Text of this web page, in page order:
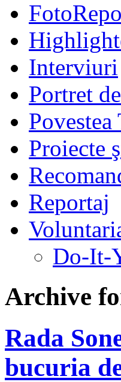
Interviuri
Portret
Povestea
Proiecte
Reportaj
Do-It-
Archive
Rada
bucuria